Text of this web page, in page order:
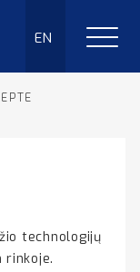
EN
technologijų
rinkoje.